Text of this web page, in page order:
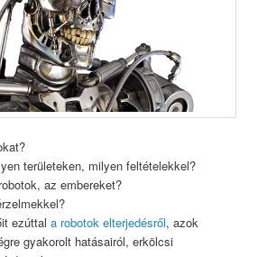
területeken, milyen feltételekkel?
az embereket?
ezúttala robotok elterjedésről, azok
gyakorolt hatásairól, erkölcsi